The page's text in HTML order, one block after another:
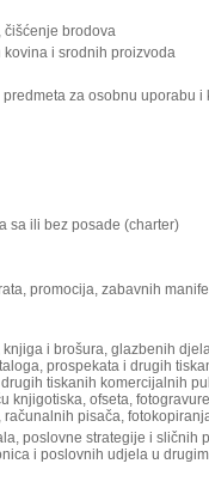
čišćenje brodova
i srodnih proizvoda
za osobnu uporabu i
sa ili bez posade (charter)
promocija, zabavnih
i brošura, glazbenih
prospekata i drugih
tiskanih komercijalnih
ofseta,
pisača,
poslovne strategije i sličnih
i poslovnih udjela u